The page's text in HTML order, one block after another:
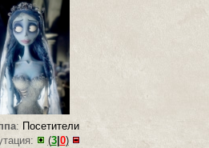
: Посетители
(3| 0)